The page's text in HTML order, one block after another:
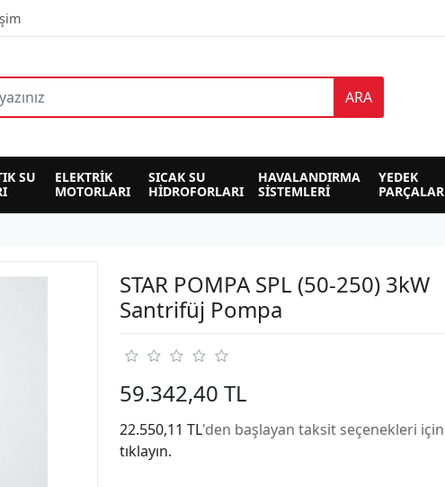
ARA
SU
ELEKTRİK
MOTORLARI
SICAK SU
HİDROFORLARI
HAVALANDIRMA
SİSTEMLERİ
YEDEK
PARÇALAR
STAR POMPA SPL (50-250) 3kW
Santrifüj Pompa
59.342,40 TL
22.550,11 TL'den başlayan taksit seçenekleri için
tıklayın.